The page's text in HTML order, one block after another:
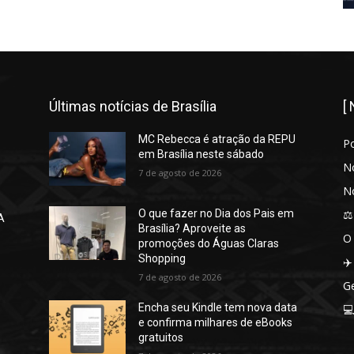
Últimas notícias de Brasília
MC Rebecca é atração da REPU
em Brasília neste sábado
7 de agosto de 2026
O que fazer no Dia dos Pais em
Brasília? Aproveite as
promoções do Águas Claras
Shopping
7 de agosto de 2026
Encha seu Kindle tem nova data
e confirma milhares de eBooks
gratuitos
[
⚖️
✈️